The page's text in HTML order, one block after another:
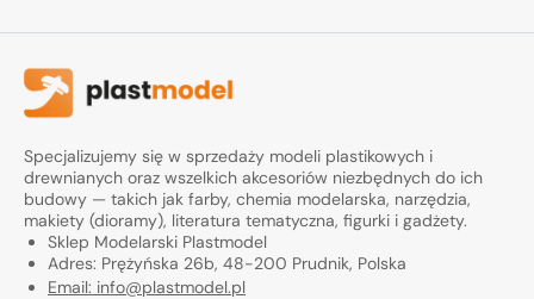
Specjalizujemy się w sprzedaży modeli plastikowych i
drewnianych oraz wszelkich akcesoriów niezbędnych do ich
budowy — takich jak farby, chemia modelarska, narzędzia,
makiety (dioramy), literatura tematyczna, figurki i gadżety.
Sklep Modelarski Plastmodel
Adres: Prężyńska 26b, 48-200 Prudnik, Polska
Email: info@plastmodel.pl